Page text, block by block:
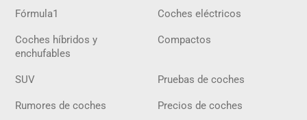
Fórmula1 Coches eléctricos
Coches híbridos y
enchufables
Compactos
SUV Pruebas de coches
Rumores de coches Precios de coches